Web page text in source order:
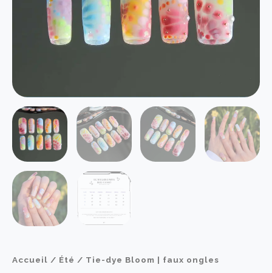
Accueil / Été / Tie-dye Bloom | faux ongles